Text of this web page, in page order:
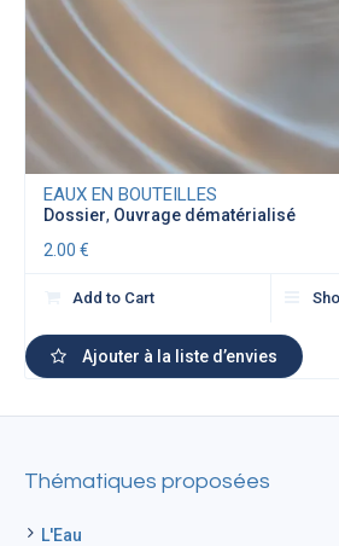
EAUX EN BOUTEILLES
Dossier, Ouvrage dématérialisé
2.00€
Add to Cart
Ajouter à la liste d’envies
Thématiques proposées
L'Eau